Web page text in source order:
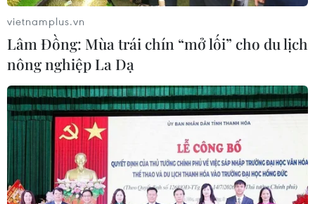
vietnamplus.vn
Lâm Đồng: Mùa trái chín “mở lối” cho du lịch
nông nghiệp La Dạ